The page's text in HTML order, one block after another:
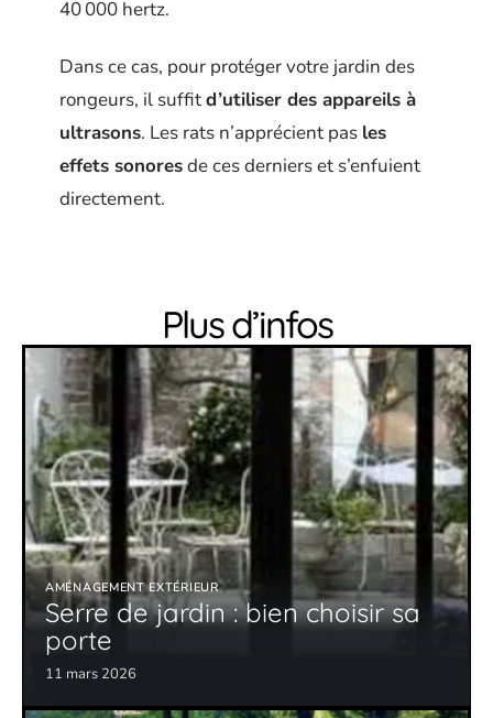
40 000 hertz.
Dans ce cas, pour protéger votre jardin des
rongeurs, il suffitd’utiliser des appareils à
ultrasons. Les rats n’apprécient pas les
effets sonoresde ces derniers et s’enfuient
directement.
Plus d’infos
AMÉNAGEMENT EXTÉRIEUR
Serre de jardin : bien choisir sa
porte
11 mars 2026